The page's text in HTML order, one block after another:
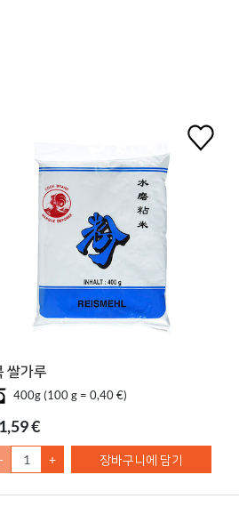
쌀가루
400g (100 g = 0,40 €)
1,59 €
- + 장바구니에 담기